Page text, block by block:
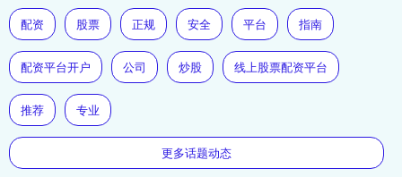
配资 股票 正规 安全 平台 指南
配资平台开户 公司 炒股 线上股票配资平台
推荐 专业
更多话题动态